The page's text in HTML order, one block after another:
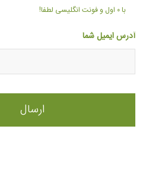
با ۰ اول و فونت انگلیسی لطفا!
آدرس ایمیل شما